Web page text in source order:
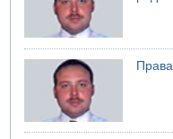
07.08.2026 06:47
Недалеко от Бейт-
07.08.2026 06:24
Саудовская Аравия